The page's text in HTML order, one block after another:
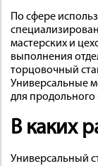
По сфере
мастерских и
выполнения
торцовочный
Универсальные
для продольного
В каких
Универсальный